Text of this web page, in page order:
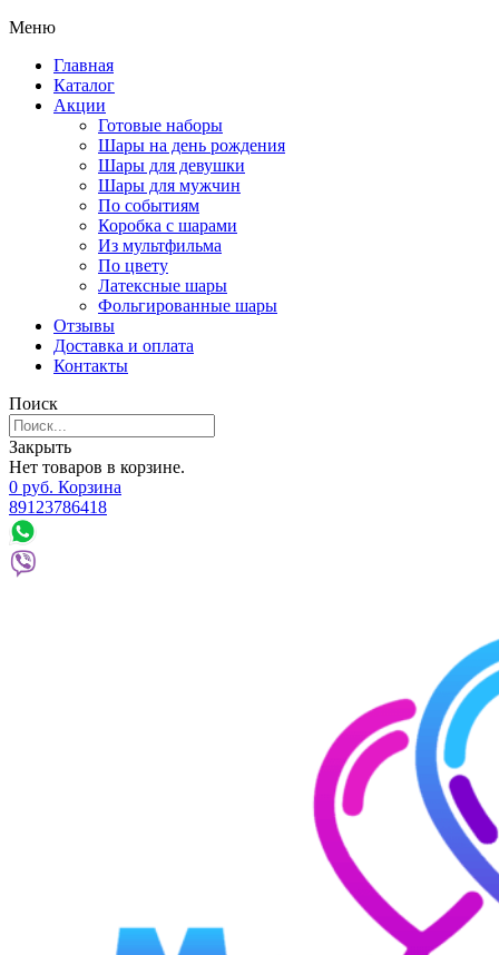
Меню
Главная
Каталог
Акции
Готовые наборы
Шары на день рождения
Шары для девушки
Шары для мужчин
По событиям
Коробка с шарами
Из мультфильма
По цвету
Латексные шары
Фольгированные шары
Отзывы
Доставка и оплата
Контакты
Поиск
Закрыть
Нет товаров в корзине.
0 руб. Корзина
89123786418